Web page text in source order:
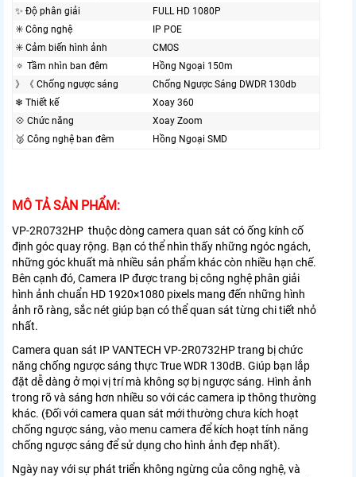
✨ Độ phân giải
FULL HD 1080P
✳️ Công nghệ
IP POE
✳️ Cảm biến hình ảnh
CMOS
🔅 Tầm nhìn ban đêm
Hồng Ngoại 150m
》《 Chống ngược sáng
Chống Ngược Sáng DWDR 130db
❄ Thiết kế
Xoay 360
💠 Chức năng
Xoay Zoom
🥈️ Công nghệ ban đêm
Hồng Ngoại SMD
MÔ TẢ SẢN PHẨM:
VP-2R0732HP thuộc dòng camera quan sát có ống kính cố
định góc quay rộng. Bạn có thể nhìn thấy những ngóc ngách,
những góc khuất mà nhiều sản phẩm khác còn nhiều hạn chế.
Bên cạnh đó, Camera IP được trang bị công nghệ phân giải
hình ảnh chuẩn HD 1920×1080 pixels mang đến những hình
ảnh rõ ràng, sắc nét giúp bạn có thể quan sát từng chi tiết nhỏ
nhất.
Camera quan sát IP VANTECH VP-2R0732HP trang bị chức
năng chống ngược sáng thực True WDR 130dB. Giúp bạn lắp
đặt dễ dàng ở mọi vị trí mà không sợ bị ngược sáng. Hình ảnh
trong rõ và sáng hơn nhiều so với các camera ip thông thường
khác. (Đối với camera quan sát mới thường chưa kích hoạt
chống ngược sáng, vào menu camera để kích hoạt tính năng
chống ngược sáng để sử dụng cho hình ảnh đẹp nhất).
Ngày nay với sự phát triển không ngừng của công nghệ, và